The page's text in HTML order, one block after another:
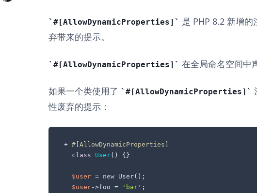
#[AllowDynamicProperties]
是 PHP 8.2 新增
弃带来的提示。
#[AllowDynamicProperties] 在全局命名空间中
如果一个类使用了 #[AllowDynamicProperties]
性废弃的提示：
+ #[AllowDynamicProperties]
class
User() {}
$user = new User();
$user->foo = 'bar' ;